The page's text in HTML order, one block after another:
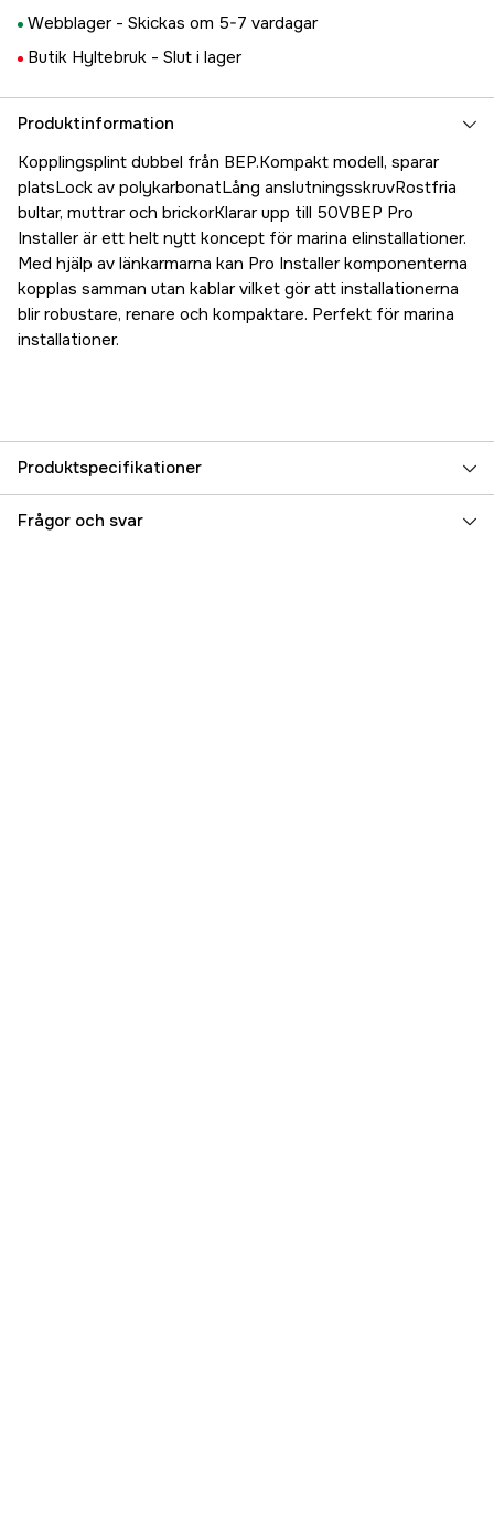
Webblager - Skickas om 5-7 vardagar
Butik Hyltebruk - Slut i lager
Produktinformation
Kopplingsplint dubbel från BEP.Kompakt modell, sparar
platsLock av polykarbonatLång anslutningsskruvRostfria
bultar, muttrar och brickorKlarar upp till 50VBEP Pro
Installer är ett helt nytt koncept för marina elinstallationer.
Med hjälp av länkarmarna kan Pro Installer komponenterna
kopplas samman utan kablar vilket gör att installationerna
blir robustare, renare och kompaktare. Perfekt för marina
installationer.
Produktspecifikationer
Referensnummer 5000022383
Frågor och svar